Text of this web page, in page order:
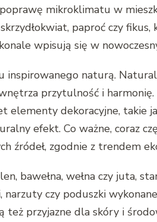
mikroklimatu w
paproć czy
wpisują się w
naturą.
przytulność i
elementy dekoracyjne, takie
efekt. Co ważne, coraz
źródeł, zgodnie z trendem
bawełna, wełna czy juta,
narzuty czy poduszki
też przyjazne dla skóry i